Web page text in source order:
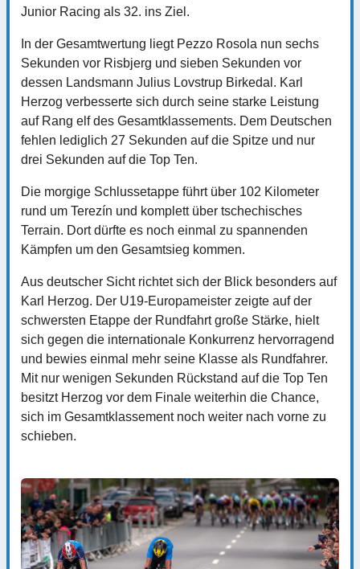
Junior Racing als 32. ins Ziel.
In der Gesamtwertung liegt Pezzo Rosola nun sechs
Sekunden vor Risbjerg und sieben Sekunden vor
dessen Landsmann Julius Lovstrup Birkedal. Karl
Herzog verbesserte sich durch seine starke Leistung
auf Rang elf des Gesamtklassements. Dem Deutschen
fehlen lediglich 27 Sekunden auf die Spitze und nur
drei Sekunden auf die Top Ten.
Die morgige Schlussetappe führt über 102 Kilometer
rund um Terezín und komplett über tschechisches
Terrain. Dort dürfte es noch einmal zu spannenden
Kämpfen um den Gesamtsieg kommen.
Aus deutscher Sicht richtet sich der Blick besonders auf
Karl Herzog. Der U19-Europameister zeigte auf der
schwersten Etappe der Rundfahrt große Stärke, hielt
sich gegen die internationale Konkurrenz hervorragend
und bewies einmal mehr seine Klasse als Rundfahrer.
Mit nur wenigen Sekunden Rückstand auf die Top Ten
besitzt Herzog vor dem Finale weiterhin die Chance,
sich im Gesamtklassement noch weiter nach vorne zu
schieben.